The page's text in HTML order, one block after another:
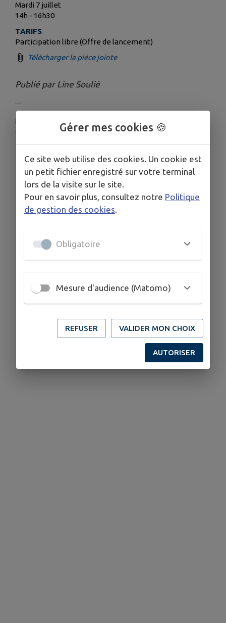
Mardi 7 juillet
14h - 16h30
TARIFS
Participation libre (Offre de lancement)
Télécharger la pièce jointe
Publié par Line Soulié
PLUS D'INFORMATIONS
https://www.resalib.fr/agenda/61717#/
Gérer mes cookies 🍪
Ce site web utilise des cookies. Un cookie est
un petit fichier enregistré sur votre terminal
lors de la visite sur le site.
Pour en savoir plus, consultez notre Politique
de gestion des cookies
Obligatoire
Mesure d'audience (Matomo)
REFUSER VALIDER MON CHOIX
AUTORISER